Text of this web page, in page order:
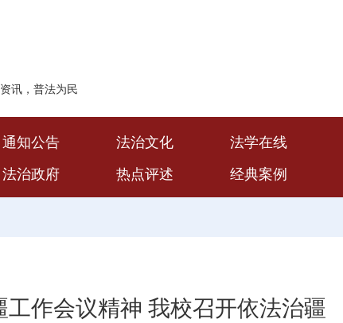
讯，普法为民
通知公告 法治文化 法学在线
法治政府 热点评述 经典案例
作会议精神 我校召开依法治疆